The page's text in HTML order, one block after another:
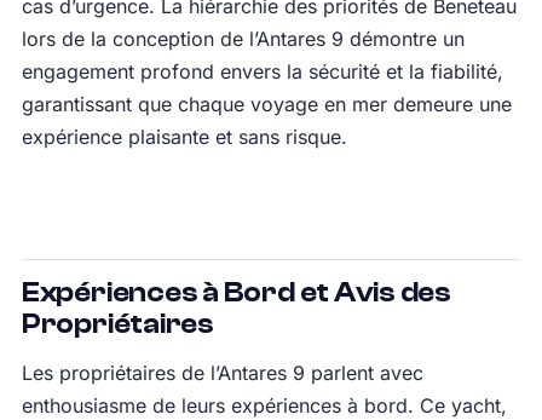
cas d’urgence. La hiérarchie des priorités de Beneteau
lors de la conception de l’Antares 9 démontre un
engagement profond envers la sécurité et la fiabilité,
garantissant que chaque voyage en mer demeure une
expérience plaisante et sans risque.
Expériences à Bord et Avis des
Propriétaires
Les propriétaires de l’Antares 9 parlent avec
enthousiasme de leurs expériences à bord. Ce yacht,